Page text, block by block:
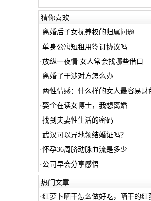
猜你喜欢
· 离婚后子女抚养权的归属问题
·单身公寓短租用签订协议吗
·放纵一夜情 女人常会找哪些借口
· 离婚了干涉对方怎么办
· 两性情感：什么样的女人最容易财
·娶个在读女博士，我想离婚
·找到夫妻性生活的密码
·武汉可以异地领结婚证吗？
·怀孕36周脐动脉血流是多少
· 公司早会分享感悟
热门文章
·红萝卜晒干怎么做好吃，晒干的红